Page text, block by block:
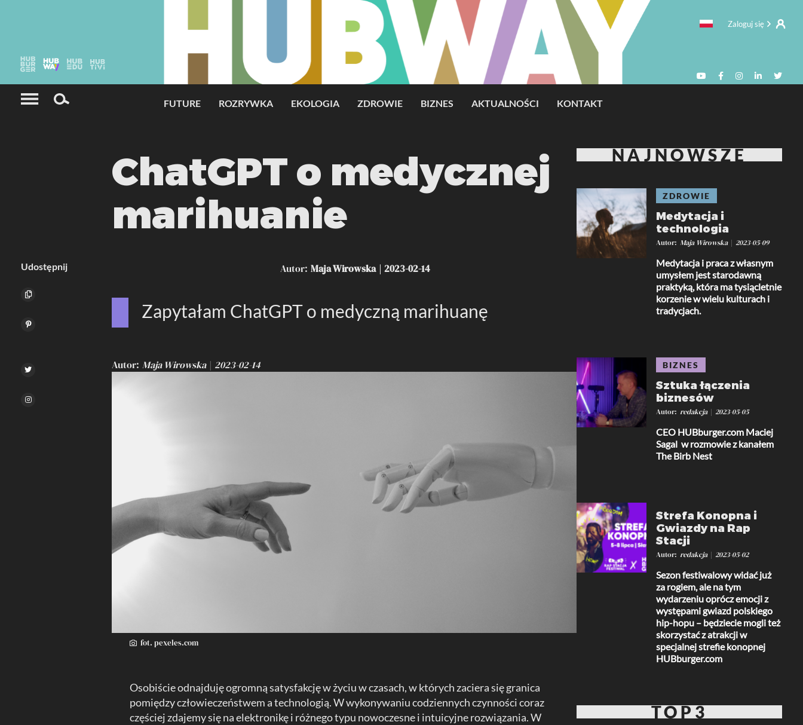
FUTURE ROZRYWKA EKOLOGIA ZDROWIE BIZNES AKTUALNOŚCI KONTAKT
Zaloguj się
Udostępnij
ChatGPT o medycznej
marihuanie
Autor Maja Wirowska 2023-02-14
Zapytałam ChatGPT o medyczną marihuanę
Autor Maja Wirowska 2023-02-14
fot. pexeles.com
Osobiście odnajduję ogromną satysfakcję w życiu w czasach, w których zaciera się granica
pomiędzy człowieczeństwem a technologią. W wykonywaniu codziennych czynności coraz
częściej zdajemy się na elektronikę i różnego typu nowoczesne i intuicyjne rozwiązania. W
NAJNOWSZE
ZDROWIE
Medytacja i
technologia
Autor Maja Wirowska 2023-05-09
Medytacja i praca z własnym
umysłem jest starodawną
praktyką, która ma tysiącletnie
korzenie w wielu kulturach i
tradycjach.
BIZNES
Sztuka łączenia
biznesów
Autor redakcja 2023-05-05
CEO HUBburger.com Maciej
Sagal w rozmowie z kanałem
The Birb Nest
Strefa Konopna i
Gwiazdy na Rap
Stacji
Autor redakcja 2023-05-02
Sezon festiwalowy widać już
za rogiem, ale na tym
wydarzeniu oprócz emocji z
występami gwiazd polskiego
hip-hopu – będziecie mogli też
skorzystać z atrakcji w
specjalnej strefie konopnej
HUBburger.com
TOP3